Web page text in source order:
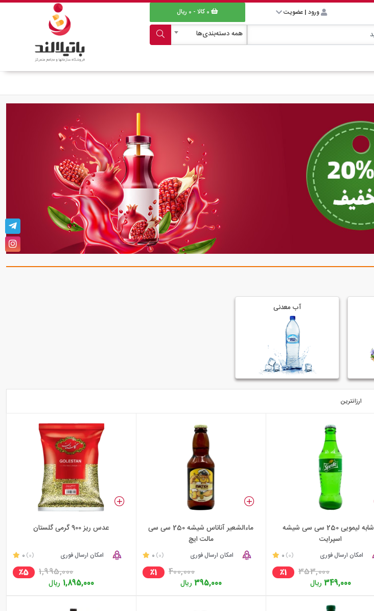
ورود |عضویت 0 کالا - 0 ریال
همه دسته‌بندی‌ها
آب معدنی
ارزانترین
نوشابه لیمویی 250 سی سی شیشه
اسپرایت
امکان ارسال فوری 0 (0)
353,000 ٪1
349,000ریال
ماءالشعیر آناناس شیشه 250 سی سی
مالت ایچ
امکان ارسال فوری 0 (0)
400,000 ٪1
395,000ریال
عدس ریز 900 گرمی گلستان
امکان ارسال فوری 0 (0)
1,995,000 ٪5
1,895,000 ریال